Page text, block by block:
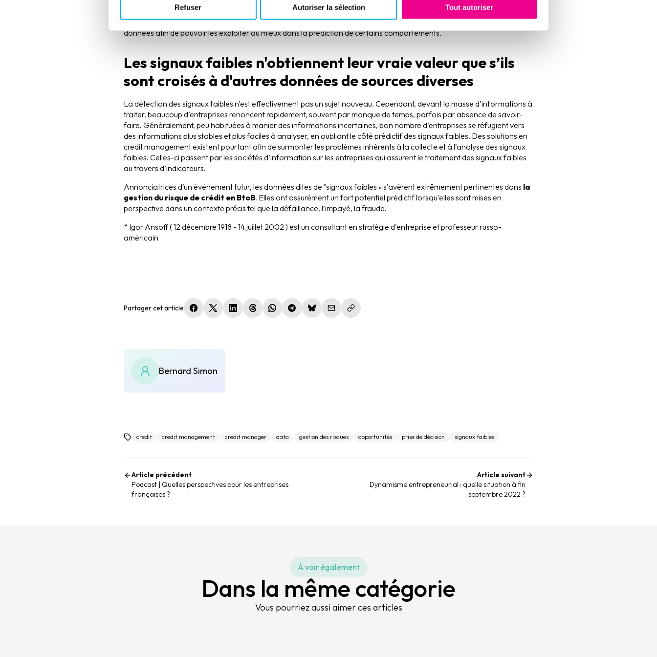
Refuser Autoriser la sélection Tout autoriser
Autant d’informations pour améliorer la prise de décision ; encore faut-il correctement identifier puis vérifier ces
données afin de pouvoir les exploiter au mieux dans la prédiction de certains comportements.
Les signaux faibles n'obtiennent leur vraie valeur que s’ils
sont croisés à d'autres données de sources diverses
La détection des signaux faibles n'est effectivement pas un sujet nouveau. Cependant, devant la masse d’informations à
traiter, beaucoup d’entreprises renoncent rapidement, souvent par manque de temps, parfois par absence de savoir-
faire. Généralement, peu habituées à manier des informations incertaines, bon nombre d’entreprises se réfugient vers
des informations plus stables et plus faciles à analyser, en oubliant le côté prédictif des signaux faibles. Des solutions en
credit management existent pourtant afin de surmonter les problèmes inhérents à la collecte et à l’analyse des signaux
faibles. Celles-ci passent par les sociétés d’information sur les entreprises qui assurent le traitement des signaux faibles
au travers d’indicateurs.
Annonciatrices d’un événement futur, les données dites de "signaux faibles » s’avèrent extrêmement pertinentes dans la
gestion du risque de crédit en BtoB. Elles ont assurément un fort potentiel prédictif lorsqu'elles sont mises en
perspective dans un contexte précis tel que la défaillance, l’impayé, la fraude.
* Igor Ansoff ( 12 décembre 1918 - 14 juillet 2002 ) est un consultant en stratégie d'entreprise et professeur russo-
américain
Partager cet article (nouvelle fenêtre)
(nouvelle fenêtre)
(nouvelle fenêtre)
(nouvelle fenêtre)
(nouvelle fenêtre)
(nouvelle fenêtre)
(nouvelle fenêtre)
Bernard Simon
credit credit management credit manager data gestion des risques opportunités prise de décision signaux faibles
Article précédent
Podcast | Quelles perspectives pour les entreprises
françaises ?
Article suivant
Dynamisme entrepreneurial : quelle situation à fin
septembre 2022 ?
À voir également
Dans la même catégorie
Vous pourriez aussi aimer ces articles